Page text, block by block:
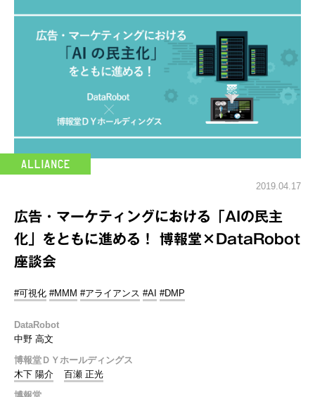
2019.04.17
広告・マーケティングにおける「AIの民主
化」をともに進める！ 博報堂×DataRobot
座談会
#可視化 #MMM #アライアンス #AI #DMP
DataRobot
中野 高文
博報堂ＤＹホールディングス
木下 陽介
百瀬 正光
博報堂